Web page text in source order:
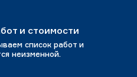
и стоимости
список работ и
неизменной.